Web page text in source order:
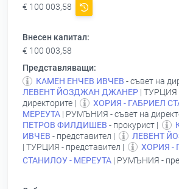
€ 100 003,58
Внесен капитал:
€ 100 003,58
Представляващи:
КАМЕН ЕНЧЕВ ИВЧЕВ - съвет на
ЛЕВЕНТ ЙОЗДЖАН ДЖАНЕР | ТУРЦИЯ
директорите |
ХОРИЯ - ГАБРИЕЛ
МЕРЕУТА | РУМЪНИЯ - съвет на
ПЕТРОВ ФИЛДИШЕВ - прокурист |
ИВЧЕВ - представител |
ЛЕВЕНТ
| ТУРЦИЯ - представител |
ХОРИЯ -
СТАНИЛОУ - МЕРЕУТА | РУМЪНИЯ -